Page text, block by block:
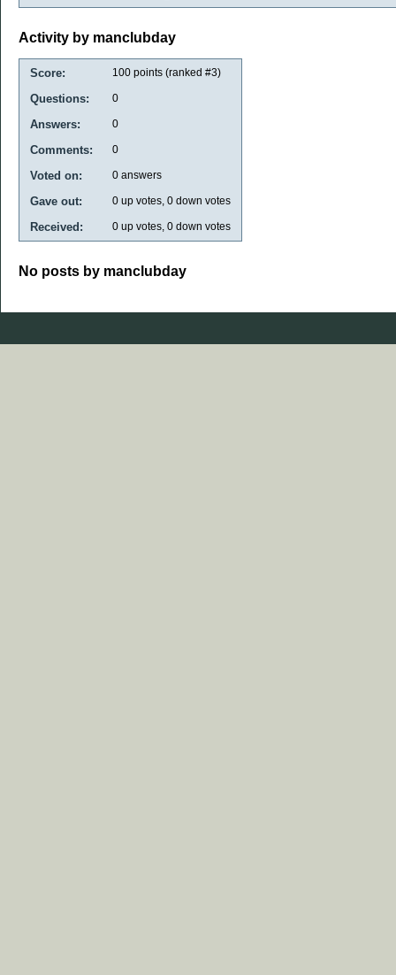
Activity by manclubday
Score: 100 points (ranked #3)
Questions: 0
Answers: 0
Comments: 0
Voted on: 0 answers
Gave out: 0 up votes, 0 down votes
Received: 0 up votes, 0 down votes
No posts by manclubday